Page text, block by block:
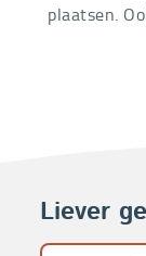
plaatsen.
Liever